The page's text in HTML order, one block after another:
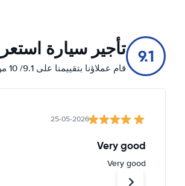
9.1 تأجير سيارة
قام عملاؤنا بتقييمنا على 9.1/ 10 من أصل 12842
25-05-2026
Very good
Very good